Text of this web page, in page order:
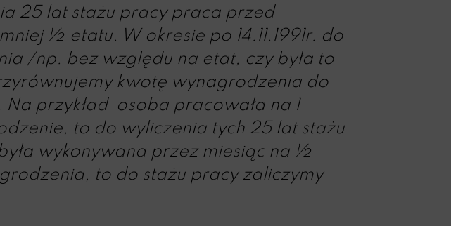
25 lat stażu pracy praca przed
½ etatu. W okresie po 14.11.1991r. do
/np. bez względu na etat, czy była to
kwotę wynagrodzenia do
przykład osoba pracowała na 1
to do wyliczenia tych 25 lat stażu
wykonywana przez miesiąc na ½
to do stażu pracy zaliczymy